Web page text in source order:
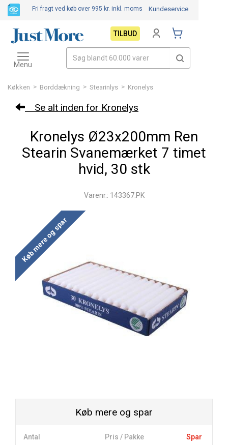
Køkken > Borddækning > Stearinlys > Kronelys
Se alt inden for Kronelys
Kronelys Ø23x200mm Ren
Stearin Svanemærket 7 timet
hvid, 30 stk
Varenr.: 143367.PK
Køb mere og spar
Køb mere og spar
Antal Pris / Pakke Spar
Fri fragt ved køb over 995 kr. inkl. moms Kundeservice
TILBUD
Toggle
navigation
Menu